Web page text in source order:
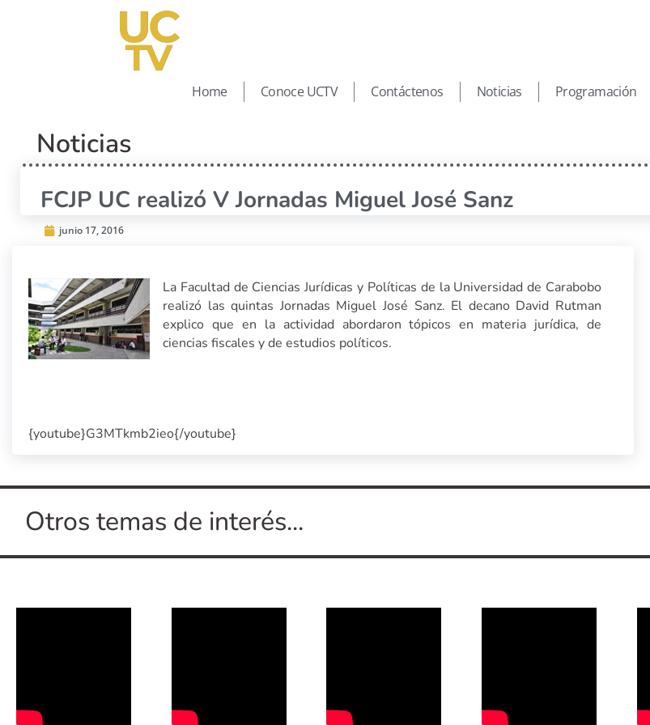
Home Conoce UCTV Contáctenos Noticias Programación
Noticias
FCJP UC realizó V Jornadas Miguel José Sanz
junio 17, 2016
La Facultad de Ciencias Jurídicas y Políticas de la Universidad de Carabobo
realizó las quintas Jornadas Miguel José Sanz. El decano David Rutman
explico que en la actividad abordaron tópicos en materia jurídica, de
ciencias fiscales y de estudios políticos.
{youtube}G3MTkmb2ieo{/youtube}
Otros temas de interés...